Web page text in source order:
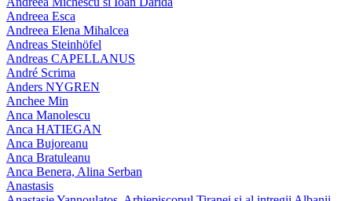
Andreea Esca
Andreea Elena Mihalcea
Andreas Steinhöfel
Andreas CAPELLANUS
André Scrima
Anders NYGREN
Anchee Min
Anca Manolescu
Anca HATIEGAN
Anca Bujoreanu
Anca Bratuleanu
Anca Benera, Alina Serban
Anastasis